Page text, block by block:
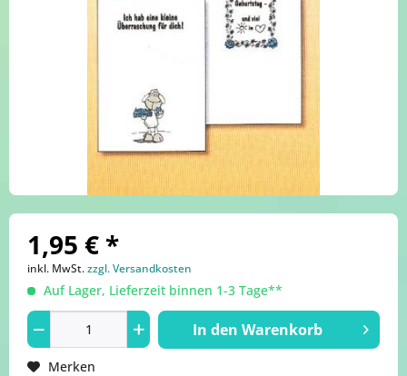
1,95 € *
inkl. MwSt.zzgl. Versandkosten
Auf Lager, Lieferzeit binnen 1-3 Tage**
In den Warenkorb
Merken